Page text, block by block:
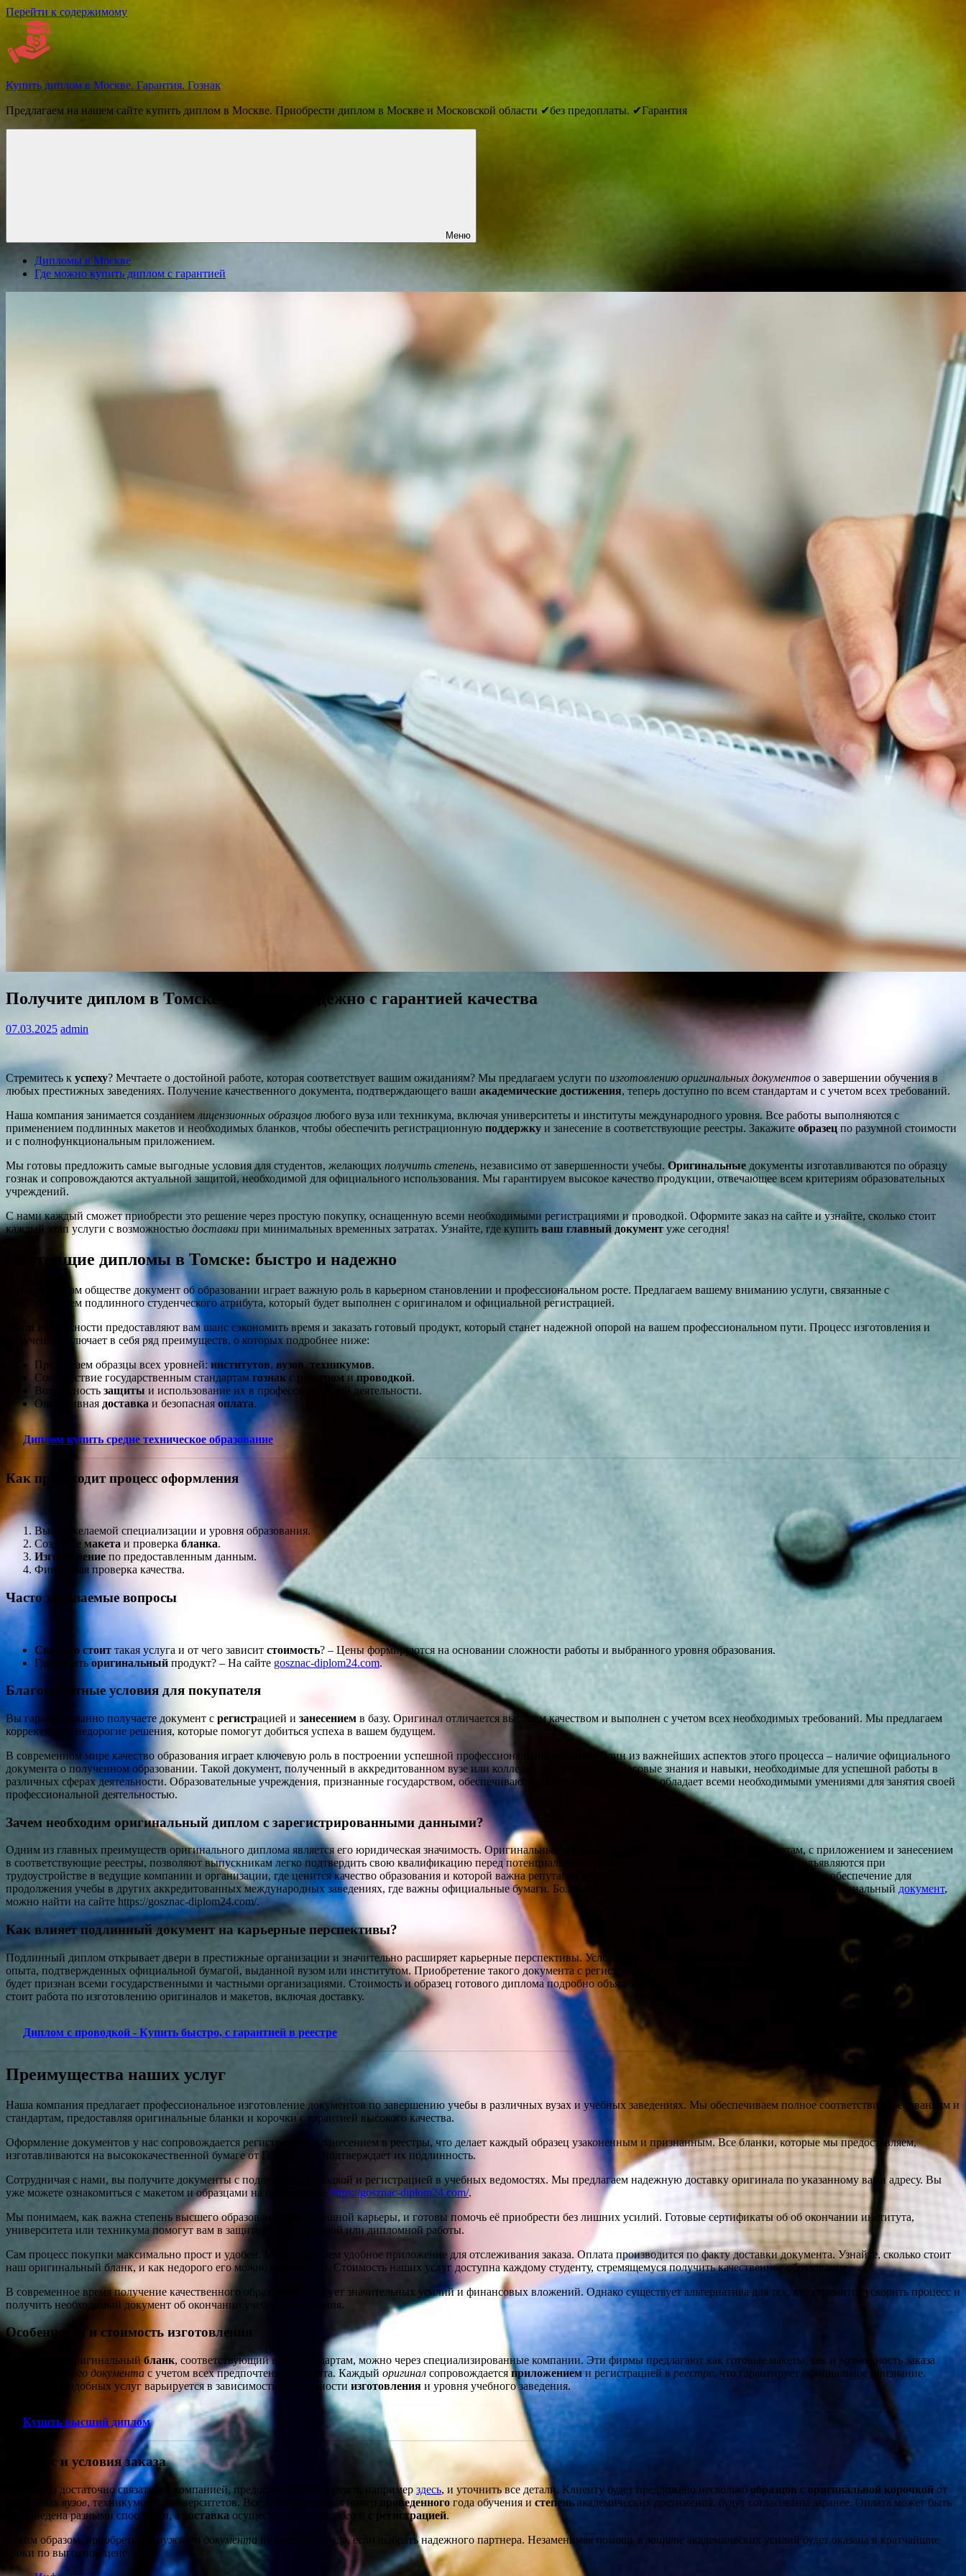
Перейти к содержимому
Купить диплом в Москве. Гарантия. Гознак
Предлагаем на нашем сайте купить диплом в Москве. Приобрести диплом в Москве и Московской области ✔без предоплаты. ✔Гарантия
Меню
Дипломы в Москве
Где можно купить диплом с гарантией
Получите диплом в Томске быстро и надежно с гарантией качества
07.03.2025 admin
Стремитесь к успеху? Мечтаете о достойной работе, которая соответствует вашим ожиданиям? Мы предлагаем услуги по изготовлению оригинальных документов о завершении обучения в
любых престижных заведениях. Получение качественного документа, подтверждающего ваши академические достижения, теперь доступно по всем стандартам и с учетом всех требований.
Наша компания занимается созданием лицензионных образцов любого вуза или техникума, включая университеты и институты международного уровня. Все работы выполняются с
применением подлинных макетов и необходимых бланков, чтобы обеспечить регистрационную поддержку и занесение в соответствующие реестры. Закажитеобразец по разумной стоимости
и с полнофункциональным приложением.
Мы готовы предложить самые выгодные условия для студентов, желающих получить степень, независимо от завершенности учебы. Оригинальные документы изготавливаются по образцу
гознак и сопровождаются актуальной защитой, необходимой для официального использования. Мы гарантируем высокое качество продукции, отвечающее всем критериям образовательных
учреждений.
С нами каждый сможет приобрести это решение через простую покупку, оснащенную всеми необходимыми регистрациями и проводкой. Оформите заказ на сайте и узнайте, сколько стоит
каждый этап услуги с возможностью доставки при минимальных временных затратах. Узнайте, где купить ваш главный документ уже сегодня!
Настоящие дипломы в Томске: быстро и надежно
В современном обществе документ об образовании играет важную роль в карьерном становлении и профессиональном росте. Предлагаем вашему вниманию услуги, связанные с
приобретением подлинного студенческого атрибута, который будет выполнен с оригиналом и официальной регистрацией.
Наши возможности предоставляют вам шанс сэкономить время и заказать готовый продукт, который станет надежной опорой на вашем профессиональном пути. Процесс изготовления и
получение включает в себя ряд преимуществ, о которых подробнее ниже:
Предлагаем образцы всех уровней: институтов, вузов, техникумов.
Соответствие государственным стандартам гознак с реестромипроводкой.
Возможность защиты и использование их в профессиональной деятельности.
Оперативная доставка и безопасная оплата.
Диплом купить средне техническое образование
Как происходит процесс оформления
Выбор желаемой специализации и уровня образования.
Создание макета и проверка бланка.
Изготовление по предоставленным данным.
Финальная проверка качества.
Часто задаваемые вопросы
Сколько стоит такая услуга и от чего зависит стоимость? – Цены формируются на основании сложности работы и выбранного уровня образования.
Где купить оригинальный продукт? – На сайте gosznac-diplom24.com.
Благоприятные условия для покупателя
Вы гарантированно получаете документ с регистрацией и занесением в базу. Оригинал отличается высоким качеством и выполнен с учетом всех необходимых требований. Мы предлагаем
корректные и недорогие решения, которые помогут добиться успеха в вашем будущем.
В современном мире качество образования играет ключевую роль в построении успешной профессиональной карьеры. Один из важнейших аспектов этого процесса – наличие официального
документа о полученном образовании. Такой документ, полученный в аккредитованном вузе или колледже, подтверждает итоговые знания и навыки, необходимые для успешной работы в
различных сферах деятельности. Образовательные учреждения, признанные государством, обеспечивают гарантии, что выпускник обладает всеми необходимыми умениями для занятия своей
профессиональной деятельностью.
Зачем необходим оригинальный диплом с зарегистрированными данными?
Одним из главных преимуществ оригинального диплома является его юридическая значимость. Оригинальные документы, подготовленные по всем стандартам, с приложением и занесением
в соответствующие реестры, позволяют выпускникам легко подтвердить свою квалификацию перед потенциальными работодателями. Подобные документы предъявляются при
трудоустройстве в ведущие компании и организации, где ценится качество образования и которой важна репутация ее сотрудников. Кроме того, оригиналы являются обеспечение для
продолжения учебы в других аккредитованных международных заведениях, где важны официальные бумаги. Более подробную информацию о том, как приобрести оригинальный документ,
можно найти на сайте https://gosznac-diplom24.com/.
Как влияет подлинный документ на карьерные перспективы?
Подлинный диплом открывает двери в престижные организации и значительно расширяет карьерные перспективы. Условия труда и карьерный рост зачастую зависят от уровня образования и
опыта, подтвержденных официальной бумагой, выданной вузом или институтом. Приобретение такого документа с регистрацией и проводкой по базам данных института гарантирует что он
будет признан всеми государственными и частными организациями. Стоимость и образец готового диплома подробно объясняется на соответствующих ресурсах, где можно узнать сколько
стоит работа по изготовлению оригиналов и макетов, включая доставку.
Диплом с проводкой - Купить быстро, с гарантией в реестре
Преимущества наших услуг
Наша компания предлагает профессиональное изготовление документов по завершению учебы в различных вузах и учебных заведениях. Мы обеспечиваем полное соответствие требованиям и
стандартам, предоставляя оригинальные бланки и корочки с гарантией высокого качества.
Оформление документов у нас сопровождается регистрацией и занесением в реестры, что делает каждый образец узаконенным и признанным. Все бланки, которые мы предоставляем,
изготавливаются на высококачественной бумаге от Гознак , что подтверждает их подлинность.
Сотрудничая с нами, вы получите документы с подлинной проводкой и регистрацией в учебных ведомостях. Мы предлагаем надежную доставку оригинала по указанному вами адресу. Вы
уже можете ознакомиться с макетом и образцами на нашем сайте https://gosznac-diplom24.com/.
Мы понимаем, как важна степень высшего образования для успешной карьеры, и готовы помочь её приобрести без лишних усилий. Готовые сертификаты об об окончании института,
университета или техникума помогут вам в защите вашей курсовой или дипломной работы.
Сам процесс покупки максимально прост и удобен. Мы предлагаем удобное приложение для отслеживания заказа. Оплата производится по факту доставки документа. Узнайте, сколько стоит
наш оригинальный бланк, и как недорого его можно приобрести. Стоимость наших услуг доступна каждому студенту, стремящемуся получить качественное образование.
В современное время получение качественного образования требует значительных усилий и финансовых вложений. Однако существует альтернатива для тех, кто стремится ускорить процесс и
получить необходимый документ об окончании учебного заведения.
Особенности и стоимость изготовления
Приобрести оригинальный бланк, соответствующий всем стандартам, можно через специализированные компании. Эти фирмы предлагают как готовые макеты, так и возможность заказа
индивидуального документас учетом всех предпочтений студента. Каждый оригинал сопровождаетсяприложением и регистрацией в реестре, что гарантирует официальное признание.
Стоимость подобных услуг варьируется в зависимости от сложности изготовления и уровня учебного заведения.
Купить высший диплом
Процесс и условия заказа
Для заказа достаточно связаться с компанией, предоставляющей услуги, например здесь, и уточнить все детали. Клиенту будет предложено несколько образцов с оригинальной корочкой от
различных вузов, техникумов и университетов. Все детали, включая номер проведенногогода обучения и степень академических достижения, будут согласованы заранее. Оплата может быть
произведена разными способами, а
доставка осуществляется недорого с регистрацией.
Таким образом, приобретение нужного документа не составит труда, если выбрать надежного партнера. Незаменимая помощь в защите академических усилий будет оказана в кратчайшие
сроки по выгодной цене.